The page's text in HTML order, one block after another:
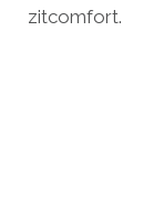
zitcomfort.